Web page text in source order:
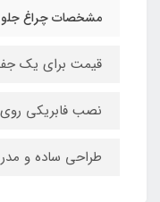
مشخصات چراغ
قیمت برای یک
نصب فابریکی
طراحی ساده و